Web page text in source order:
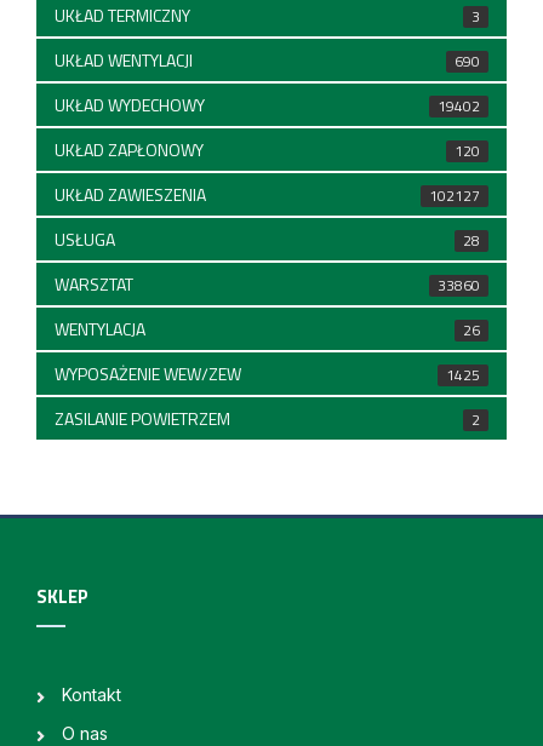
UKŁAD TERMICZNY 3
UKŁAD WENTYLACJI 690
UKŁAD WYDECHOWY 19402
UKŁAD ZAPŁONOWY 120
UKŁAD ZAWIESZENIA 102127
USŁUGA 28
WARSZTAT 33860
WENTYLACJA 26
WYPOSAŻENIE WEW/ZEW 1425
ZASILANIE POWIETRZEM 2
SKLEP
Kontakt
O nas